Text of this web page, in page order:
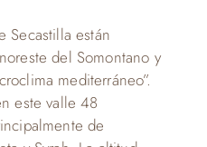
Secastilla están
del Somontano y
mediterráneo”.
este valle 48
de